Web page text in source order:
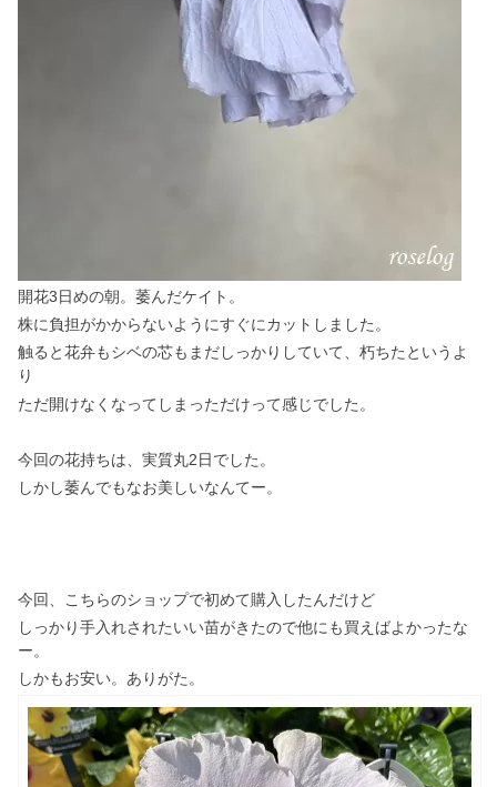
開花3日めの朝。萎んだケイト。
株に負担がかからないようにすぐにカットしました。
触ると花弁もシベの芯もまだしっかりしていて、朽ちたというよ
り
ただ開けなくなってしまっただけって感じでした。
今回の花持ちは、実質丸2日でした。
しかし萎んでもなお美しいなんてー。
今回、こちらのショップで初めて購入したんだけど
しっかり手入れされたいい苗がきたので他にも買えばよかったな
ー。
しかもお安い。ありがた。